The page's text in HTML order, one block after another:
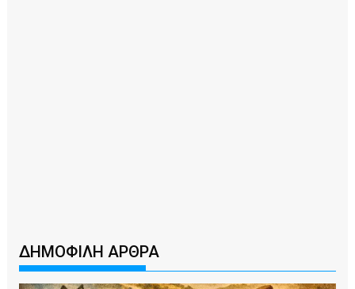
ΔΗΜΟΦΙΛΗ ΑΡΘΡΑ